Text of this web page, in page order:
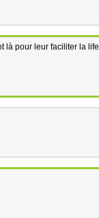
là pour leur faciliter la life